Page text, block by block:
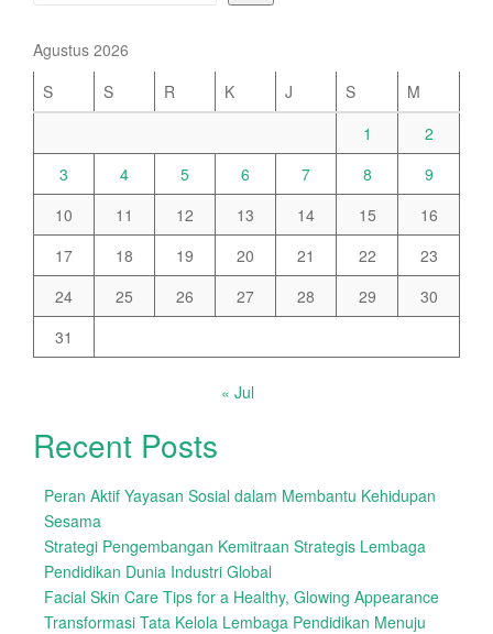
Agustus 2026
S
S R K J S
M
1
2
3
4 5 6 7 8
9
10
11 12 13 14 15
16
17
18 19 20 21 22
23
24
25 26 27 28 29
30
31
« Jul
Recent Posts
Peran Aktif Yayasan Sosial dalam Membantu Kehidupan
Sesama
Strategi Pengembangan Kemitraan Strategis Lembaga
Pendidikan Dunia Industri Global
Facial Skin Care Tips for a Healthy, Glowing Appearance
Transformasi Tata Kelola Lembaga Pendidikan Menuju